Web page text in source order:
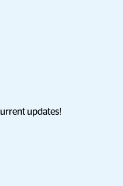
updates!